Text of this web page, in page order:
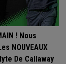
! Nous
NOUVEAUX
De Callaway